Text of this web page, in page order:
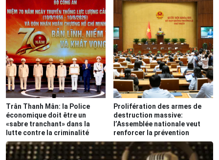
Trân Thanh Mân: la Police
économique doit être un
«sabre tranchant» dans la
lutte contre la criminalité
Prolifération des armes de
destruction massive:
l’Assemblée nationale veut
renforcer la prévention